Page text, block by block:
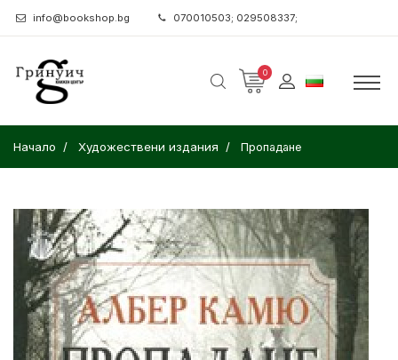
info@bookshop.bg 070010503; 029508337;
0
Начало Художествени издания Пропадане